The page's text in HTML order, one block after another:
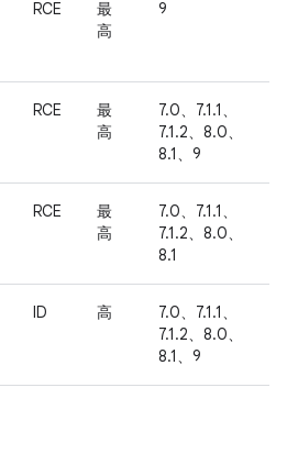
RCE
最
高
9
RCE
最
高
7.0、7.1.1、
7.1.2、8.0、
8.1、9
RCE
最
高
7.0、7.1.1、
7.1.2、8.0、
8.1
ID 高
7.0、7.1.1、
7.1.2、8.0、
8.1、9